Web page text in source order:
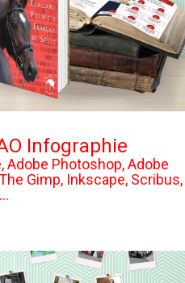
Infographie
Photoshop, Adobe
Gimp, Inkscape, Scribus,
...